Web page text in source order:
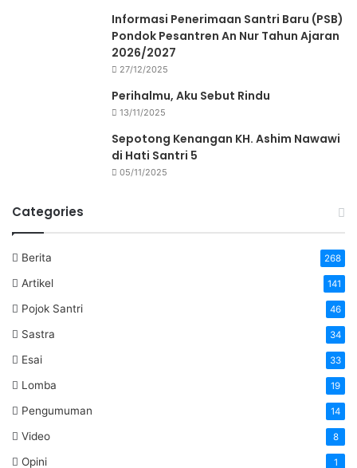
Informasi Penerimaan Santri Baru (PSB)
Pondok Pesantren An Nur Tahun Ajaran
2026/2027
27/12/2025
Perihalmu, Aku Sebut Rindu
13/11/2025
Sepotong Kenangan KH. Ashim Nawawi
di Hati Santri 5
05/11/2025
Categories
Berita 268
Artikel 141
Pojok Santri 46
Sastra 34
Esai 33
Lomba 19
Pengumuman 14
Video 8
Opini 1